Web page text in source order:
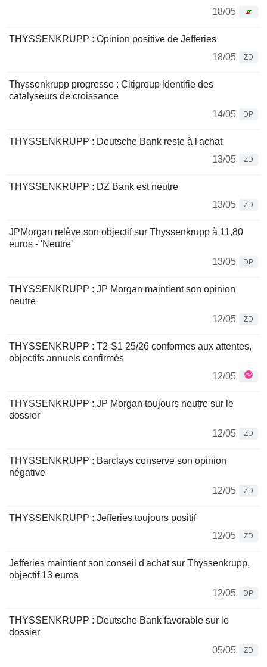
18/05
THYSSENKRUPP : Opinion positive de Jefferies
18/05
ZD
Thyssenkrupp progresse : Citigroup identifie des
catalyseurs de croissance
14/05
DP
THYSSENKRUPP : Deutsche Bank reste à l'achat
13/05
ZD
THYSSENKRUPP : DZ Bank est neutre
13/05
ZD
JPMorgan relève son objectif sur Thyssenkrupp à 11,80
euros - 'Neutre'
13/05
DP
THYSSENKRUPP : JP Morgan maintient son opinion
neutre
12/05
ZD
THYSSENKRUPP : T2-S1 25/26 conformes aux attentes,
objectifs annuels confirmés
12/05
THYSSENKRUPP : JP Morgan toujours neutre sur le
dossier
12/05
ZD
THYSSENKRUPP : Barclays conserve son opinion
négative
12/05
ZD
THYSSENKRUPP : Jefferies toujours positif
12/05
ZD
Jefferies maintient son conseil d'achat sur Thyssenkrupp,
objectif 13 euros
12/05
DP
THYSSENKRUPP : Deutsche Bank favorable sur le
dossier
05/05
ZD